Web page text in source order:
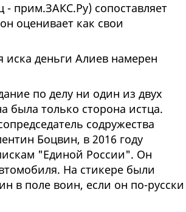
- прим.ЗАКС.Ру) сопоставляет
оценивает как свои
иска деньги Алиев намерен
по делу ни один из двух
была только сторона истца.
содружества
Боцвин, в 2016 году
"Единой России". Он
На стикере были
в поле воин, если он по-русски